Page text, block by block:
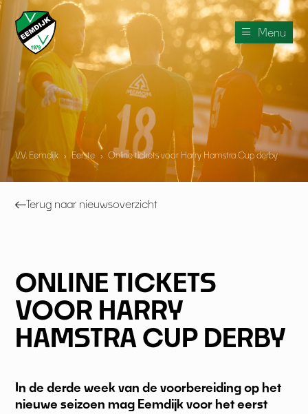
Menu
V.V. Eemdijk › Eerste › Online tickets voor Harry Hamstra Cup derby
Terug naar nieuwsoverzicht
ONLINE TICKETS
VOOR HARRY
HAMSTRA CUP DERBY
In de derde week van de voorbereiding op het
nieuwe seizoen mag Eemdijk voor het eerst